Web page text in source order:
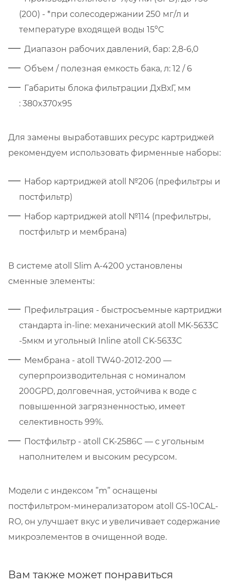
(200) - *при солесодержании 250 мг/л и
температуре входящей воды 15ºC
Диапазон рабочих давлений, бар: 2,8-6,0
Объем / полезная емкость бака, л: 12 / 6
Габариты блока фильтрации ДхВхГ, мм
: 380x370x95
Для замены выработавших ресурс картриджей
рекомендуем использовать фирменные наборы:
Набор картриджей atoll №206 (префильтры и
постфильтр)
Набор картриджей atoll №114 (префильтры,
постфильтр и мембрана)
В системе atoll Slim A-4200 установлены
сменные элементы:
Префильтрация - быстросъемные картриджи
стандарта in-line: механический atoll MK-5633C
-5мкм и угольный Inline atoll CK-5633C
Мембрана - atoll TW40-2012-200 —
суперпроизводительная с номиналом
200GPD, долговечная, устойчива к воде с
повышенной загрязненностью, имеет
селективность 99%.
Постфильтр - atoll CK-2586C — с угольным
наполнителем и высоким ресурсом.
Модели с индексом ”m” оснащены
постфильтром-минерализатором atoll GS-10CAL-
RO, он улучшает вкус и увеличивает содержание
микроэлементов в очищенной воде.
Вам также может понравиться